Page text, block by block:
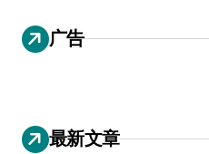
广告
最新文章